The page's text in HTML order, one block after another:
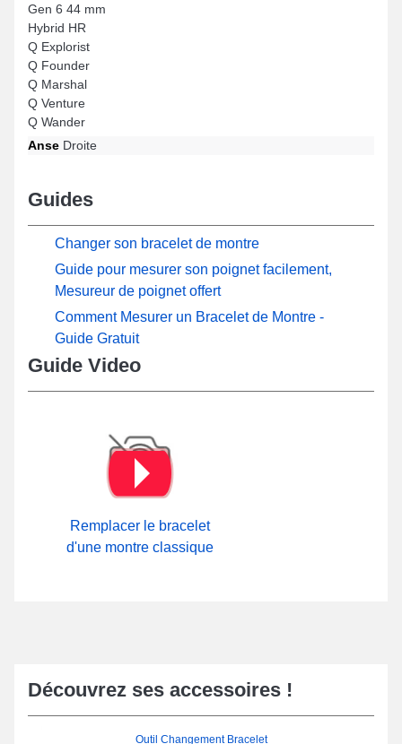
Gen 6 44 mm
Hybrid HR
Q Explorist
Q Founder
Q Marshal
Q Venture
Q Wander
Anse Droite
Guides
Changer son bracelet de montre
Guide pour mesurer son poignet facilement,
Mesureur de poignet offert
Comment Mesurer un Bracelet de Montre -
Guide Gratuit
Guide Video
Remplacer le bracelet
d'une montre classique
Découvrez ses accessoires !
Outil Changement Bracelet